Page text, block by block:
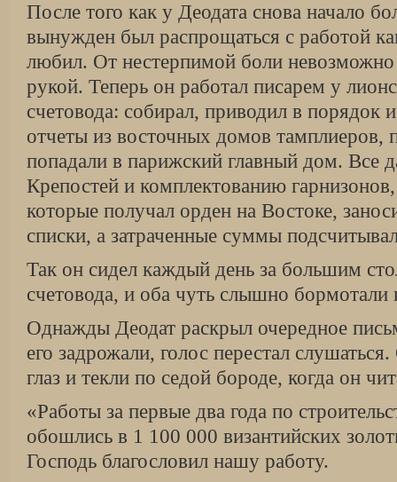
После того как у Деодата снова начало
вынужден был распрощаться с работой
любил. От нестерпимой боли
рукой. Теперь он работал писарем у
счетовода: собирал, приводил в порядок
отчеты из восточных домов тамплиеров,
попадали в парижский главный дом. Все
Крепостей и комплектованию
которые получал орден на Востоке,
списки, а затраченные суммы
Так он сидел каждый день за большим
счетовода, и оба чуть слышно бормотали
Однажды Деодат раскрыл очередное
его задрожали, голос перестал
глаз и текли по седой бороде, когда он
«Работы за первые два года по
обошлись в 1 100 000 византийских
Господь благословил нашу работу.